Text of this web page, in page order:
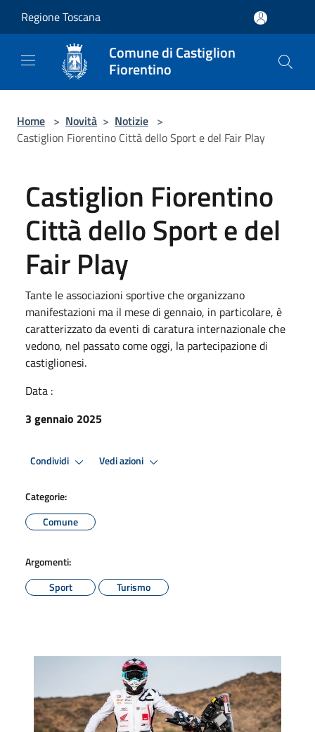
Regione Toscana
Comune di Castiglion
Fiorentino
Home > Novità > Notizie >
Castiglion Fiorentino Città dello Sport e del Fair Play
Castiglion Fiorentino
Città dello Sport e del
Fair Play
Tante le associazioni sportive che organizzano
manifestazioni ma il mese di gennaio, in particolare, è
caratterizzato da eventi di caratura internazionale che
vedono, nel passato come oggi, la partecipazione di
castiglionesi.
Data :
3 gennaio 2025
Condividi Vedi azioni
Categorie:
Comune
Argomenti:
Sport
Turismo